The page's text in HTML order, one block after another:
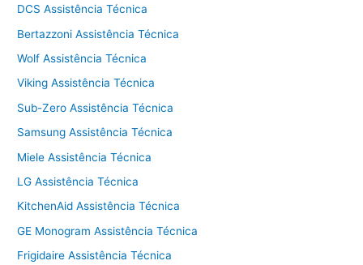
DCS Assistência Técnica
Bertazzoni Assistência Técnica
Wolf Assistência Técnica
Viking Assistência Técnica
Sub-Zero Assistência Técnica
Samsung Assistência Técnica
Miele Assistência Técnica
LG Assistência Técnica
KitchenAid Assistência Técnica
GE Monogram Assistência Técnica
Frigidaire Assistência Técnica